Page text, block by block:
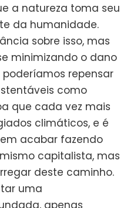
a natureza toma seu
da humanidade.
sobre isso, mas
minimizando o dano
repensar
como
que cada vez mais
climáticos, e é
acabar fazendo
capitalista, mas
deste caminho.
uma
apenas